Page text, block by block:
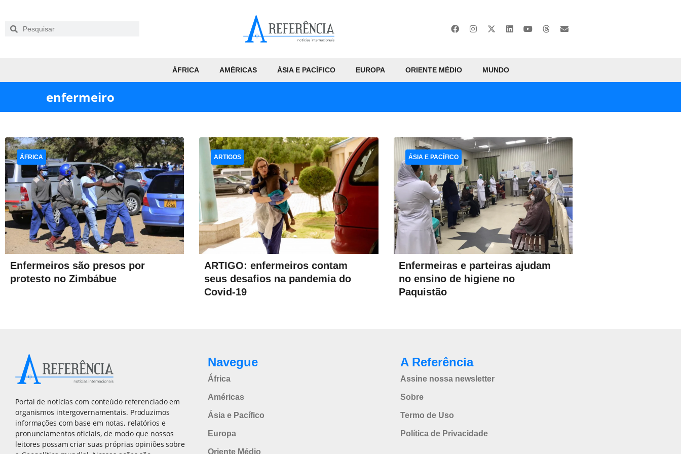
ÁFRICA AMÉRICAS ÁSIA E PACÍFICO EUROPA ORIENTE MÉDIO MUNDO
enfermeiro
Enfermeiros são presos por
protesto no Zimbábue
ÁFRICA
ARTIGO: enfermeiros contam
seus desafios na pandemia do
Covid-19
ARTIGOS
Enfermeiras e parteiras ajudam
no ensino de higiene no
Paquistão
ÁSIA E PACÍFICO
Portal de notícias com conteúdo referenciado em
organismos intergovernamentais. Produzimos
informações com base em notas, relatórios e
pronunciamentos oficiais, de modo que nossos
leitores possam criar suas próprias opiniões sobre
Navegue
África
Américas
Ásia e Pacífico
Europa
Oriente Médio
A Referência
Assine nossa newsletter
Sobre
Termo de Uso
Política de Privacidade